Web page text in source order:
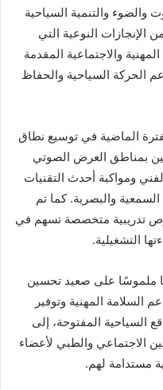
والضوء والتنمية السياحية
النوعية التي
والاجتماعية المقدمة
الحركة السياحية والحفاظ
الماضية في توسيع نطاق
بمناطق العرض الصوتي
ومواكبة أحدث التقنيات
والبصرية. كما تم
تدريبية متخصصة تسهم في
التشغيلية.
ملموسًا على صعيد تحسين
السلامة المهنية وتوفير
السياحية المفتوحة، إلى
الاجتماعي والطبي لأعضاء
مستدامة لهم.